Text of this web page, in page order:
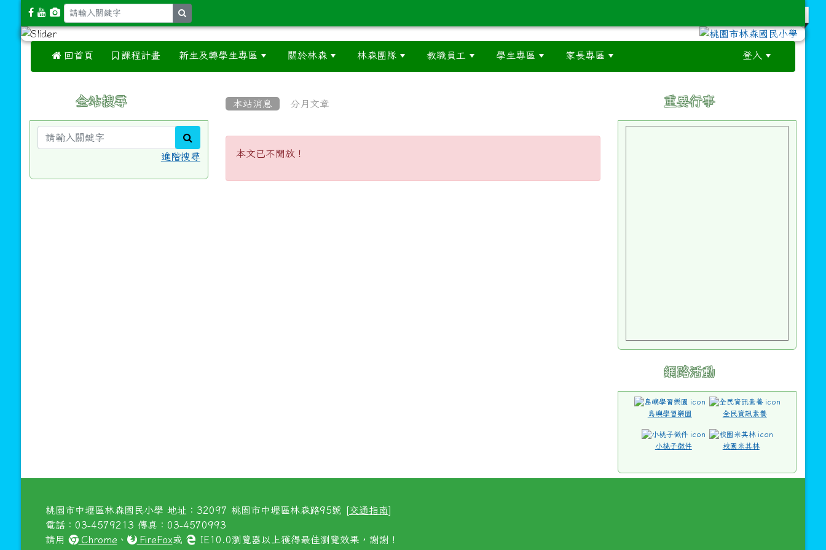
 回首頁 課程計畫 新生及轉學生專區 關於林森 林森團隊 教職員工 學生專區 家長專區 登入
本站消息 分月文章
本文已不開放！
本文已不開放！
全站搜尋
進階搜尋
重要行事
網路活動
島嶼學習樂園 全民資訊素養
小桃子徵件 校園米其林
桃園市中壢區林森國民小學 地址：32097 桃園市中壢區林森路95號 [交通指南]
電話：03-4579213 傳真：03-4570993
請用
Chrome 、 FireFox或
IE10.0瀏覽器以上獲得最佳瀏覽效果，謝謝！